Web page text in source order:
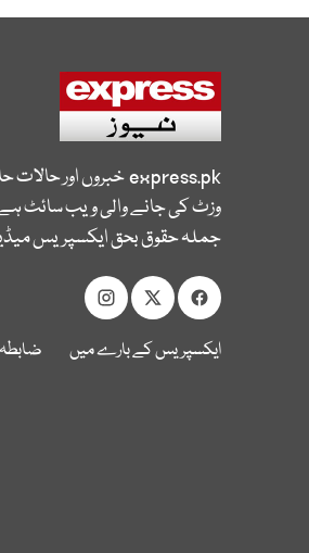
express.pkخبروں اور
وزٹ کی جانے والی ویب سائٹ
جملہ حقوق بحق ایکسپریس
ایکسپریس کے بارے میں